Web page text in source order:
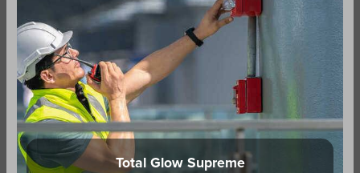
Total Glow Supreme